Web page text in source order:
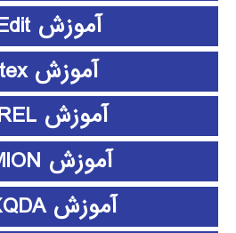
آموزش L-Edit
آموزش Latex
آموزش LISREL
آموزش LUMION
آموزش MAXQDA